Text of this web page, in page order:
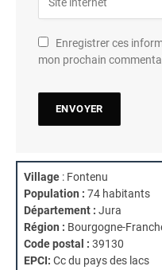
Enregistrer ces
mon prochain
Village : Fontenu
Population : 74 habitants
Département : Jura
Région : Bourgogne-
Code postal : 39130
EPCI: Cc du pays des lacs